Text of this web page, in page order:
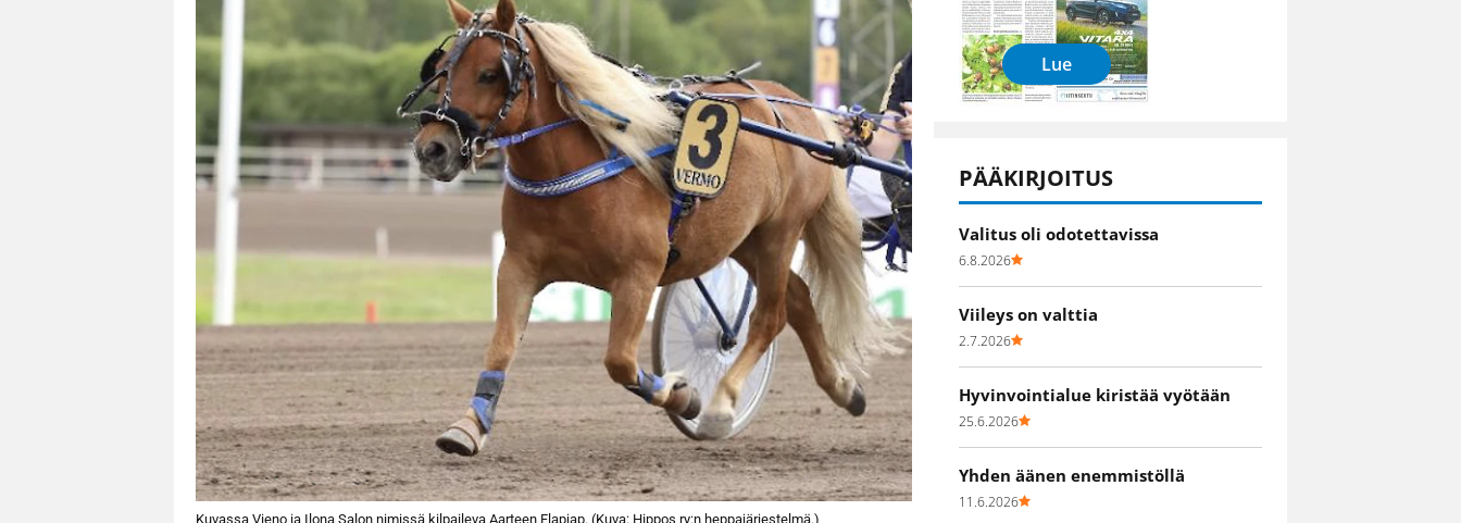
Kuvassa Vieno ja Ilona Salon nimissä kilpaileva Aarteen Flapjap. (Kuva: Hippos ry:n heppajärjestelmä.)
Lue
PÄÄKIRJOITUS
Valitus oli odotettavissa
6.8.2026
Viileys on valttia
2.7.2026
Hyvinvointialue kiristää vyötään
25.6.2026
Yhden äänen enemmistöllä
11.6.2026